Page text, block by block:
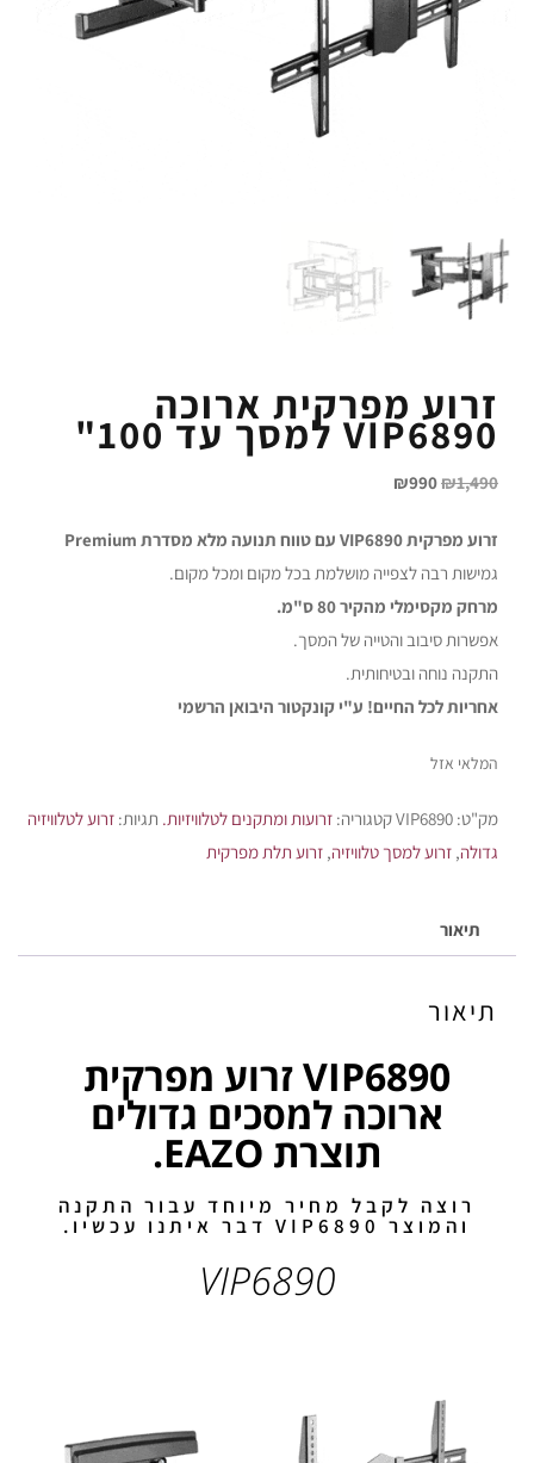
זרוע מפרקית ארוכה
VIP6890 למסך עד 100"
₪1,490
₪990
זרוע מפרקית VIP6890 עם טווח תנועה מלא מסדרת Premium
גמישות רבה לצפייה מושלמת בכל מקום ומכל מקום.
מרחק מקסימלי מהקיר 80 ס"מ.
אפשרות סיבוב והטייה של המסך.
התקנה נוחה ובטיחותית.
אחריות לכל החיים! ע"י קונקטור היבואן הרשמי
המלאי אזל
מק"ט: VIP6890קטגוריה: זרועות ומתקנים לטלוויזיות. תגיות: זרוע לטלוויזיה
גדולה, זרוע למסך טלוויזיה, זרוע תלת מפרקית
תיאור
תיאור
VIP6890 זרוע מפרקית
ארוכה למסכים גדולים
תוצרת EAZO.
רוצה לקבל מחיר מיוחד עבור התקנה
והמוצר VIP6890 דבר איתנו עכשיו.
VIP6890